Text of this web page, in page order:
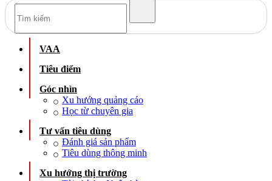
VAA
Tiêu điểm
Góc nhìn
Xu hướng quảng cáo
Học từ chuyên gia
Tư vấn tiêu dùng
Đánh giá sản phẩm
Tiêu dùng thông minh
Xu hướng thị trường